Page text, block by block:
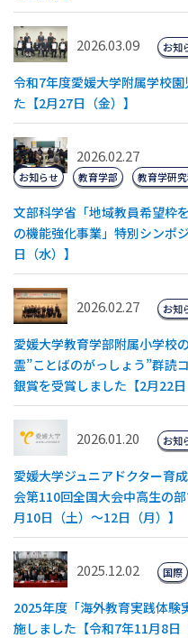
2026.03.09
令和7年度愛媛大学附属学校
た【2月27日（金）】
お知
2026.02.27
文部科学省「地域教員希望枠
の機能強化事業」特別シンポ
日（水）】
お知らせ 教育学部 教育学研
2026.02.27
愛媛大学教育学部附属小学校
霊”ことばのがっしょう”群読
銀賞を受賞しました【2月22日
お知
2026.01.20
愛媛大学ジュニアドクター育
会第110回全国大会中高生の
月10日（土）〜12日（月）】
お知
2025.12.02
2025年度「海外教育実践体験
施しました【令和7年11月8日
国際